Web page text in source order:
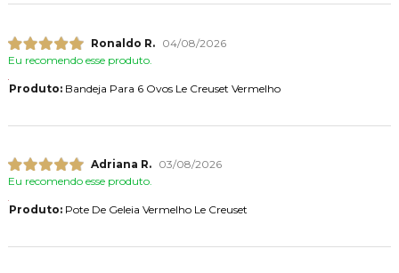
Ronaldo R.
04/08/2026
Eu recomendo esse produto.
Produto:Bandeja Para 6 Ovos Le Creuset Vermelho
Adriana R.
03/08/2026
Eu recomendo esse produto.
Produto:Pote De Geleia Vermelho Le Creuset